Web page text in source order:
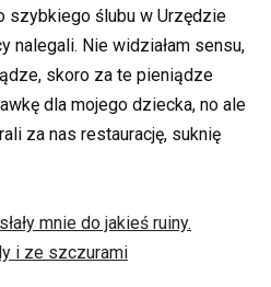
szybkiego ślubu w Urzędzie
nalegali. Nie widziałam sensu,
skoro za te pieniądze
dla mojego dziecka, no ale
za nas restaurację, suknię
mnie do jakieś ruiny.
i ze szczurami